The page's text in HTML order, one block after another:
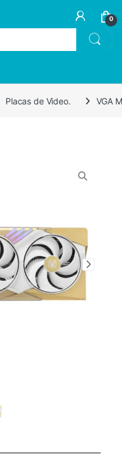
0
Placas de Video. VGA